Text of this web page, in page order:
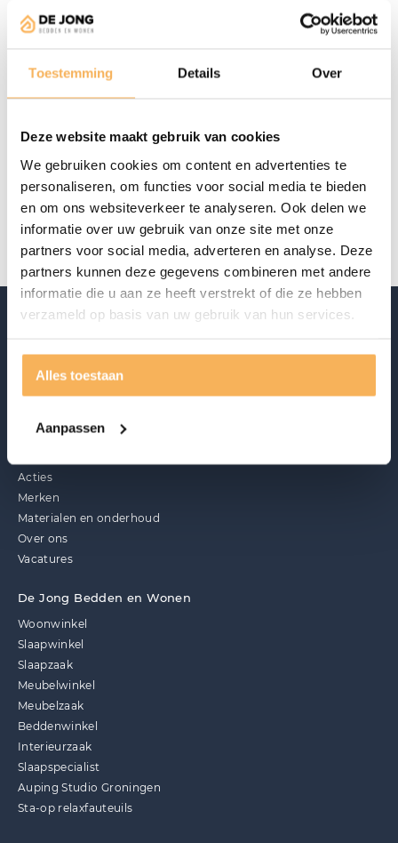
Toestemming Details Over
Deze website maakt gebruik van cookies
We gebruiken cookies om content en advertenties te
personaliseren, om functies voor social media te bieden
en om ons websiteverkeer te analyseren. Ook delen we
informatie over uw gebruik van onze site met onze
partners voor social media, adverteren en analyse. Deze
partners kunnen deze gegevens combineren met andere
informatie die u aan ze heeft verstrekt of die ze hebben
verzameld op basis van uw gebruik van hun services.
Alles toestaan
Aanpassen
van afmetingen en poten.
€1.058,00
Specificaties
Merk Key West Bedding
Acties
Merken
Materialen en onderhoud
Over ons
Vacatures
De Jong Bedden en Wonen
Woonwinkel
Slaapwinkel
Slaapzaak
Meubelwinkel
Meubelzaak
Beddenwinkel
Interieurzaak
Slaapspecialist
Auping Studio Groningen
Sta-op relaxfauteuils